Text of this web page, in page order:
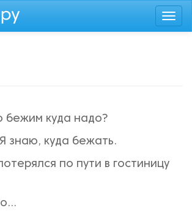
бежим куда надо?
знаю, куда бежать.
по пути в гостиницу